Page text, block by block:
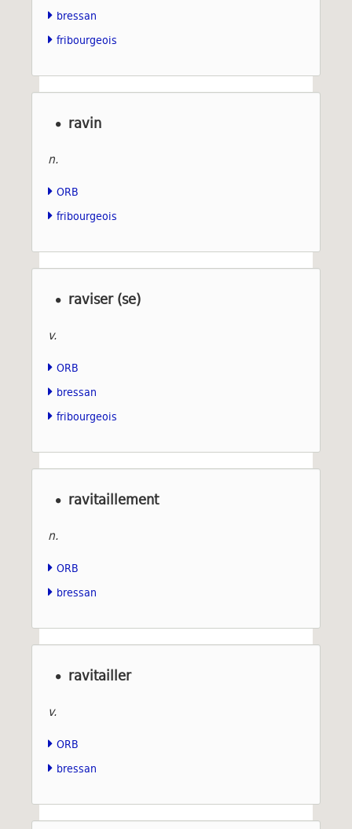
bressan
fribourgeois
ravin
n.
ORB
fribourgeois
raviser (se)
v.
ORB
bressan
fribourgeois
ravitaillement
n.
ORB
bressan
ravitailler
v.
ORB
bressan